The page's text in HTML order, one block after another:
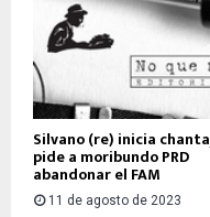
Silvano (re) inicia
pide a moribundo PRD
abandonar el FAM
11 de agosto de 2023